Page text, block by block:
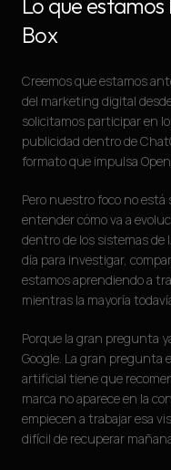
Box
Creemos que estamos
del marketing digital
solicitamos participar en
publicidad dentro de
formato que impulsa
Pero nuestro foco no está
entender cómo va a
dentro de los sistemas de
día para investigar,
estamos aprendiendo a
mientras la mayoría
Porque la gran pregunta
Google. La gran pregunta
artificial tiene que
marca no aparece en la
empiecen a trabajar esa
difícil de recuperar